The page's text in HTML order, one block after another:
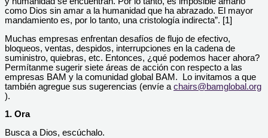
como Dios sin amar a la humanidad que ha abrazado. El mayor
mandamiento es, por lo tanto, una cristología indirecta”. [1]
Muchas empresas enfrentan desafíos de flujo de efectivo,
bloqueos, ventas, despidos, interrupciones en la cadena de
suministro, quiebras, etc. Entonces, ¿qué podemos hacer ahora?
Permítanme sugerir siete áreas de acción con respecto a las
empresas BAM y la comunidad global BAM. Lo invitamos a que
también agregue sus sugerencias (envíe a ​ chairs@bamglobal.org
).
1. Ora
Busca a Dios, escúchalo.